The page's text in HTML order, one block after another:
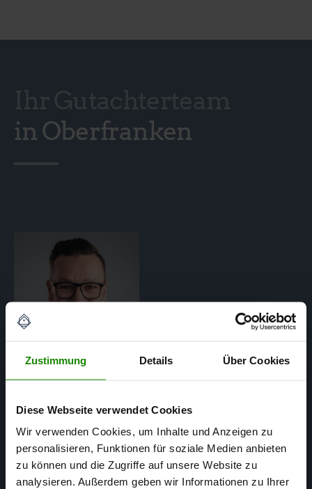
Zustimmung Details Über Cookies
Diese Webseite verwendet Cookies
Wir verwenden Cookies, um Inhalte und Anzeigen zu
personalisieren, Funktionen für soziale Medien anbieten
zu können und die Zugriffe auf unsere Website zu
analysieren. Außerdem geben wir Informationen zu Ihrer
in Oberfranken
Matthias Mertens
SACHVERSTÄNDIGER FÜR
IMMOBILIENBEWERTUNG